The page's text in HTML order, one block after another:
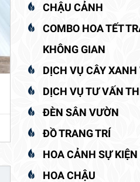
CHẬU CẢNH
COMBO HOA TẾT
KHÔNG GIAN
DỊCH VỤ CÂY
DỊCH VỤ TƯ VẤN
ĐÈN SÂN VƯỜN
ĐỒ TRANG TRÍ
HOA CẢNH SỰ KIỆN
HOA CHẬU